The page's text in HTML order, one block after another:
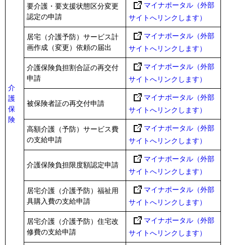
介
護
保
険
要介護・要支援状態区分変更
認定の申請
マイナポータル（外部
サイトへリンクします）
居宅（介護予防）サービス計
画作成（変更）依頼の届出
マイナポータル（外部
サイトへリンクします）
介護保険負担割合証の再交付
申請
マイナポータル（外部
サイトへリンクします）
被保険者証の再交付申請
マイナポータル（外部
サイトへリンクします）
高額介護（予防）サービス費
の支給申請
マイナポータル（外部
サイトへリンクします）
介護保険負担限度額認定申請
マイナポータル（外部
サイトへリンクします）
居宅介護（介護予防）福祉用
具購入費の支給申請
マイナポータル（外部
サイトへリンクします）
居宅介護（介護予防）住宅改
修費の支給申請
マイナポータル（外部
サイトへリンクします）